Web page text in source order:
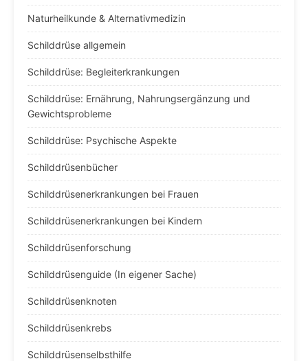
Naturheilkunde & Alternativmedizin
Schilddrüse allgemein
Schilddrüse: Begleiterkrankungen
Schilddrüse: Ernährung, Nahrungsergänzung und
Gewichtsprobleme
Schilddrüse: Psychische Aspekte
Schilddrüsenbücher
Schilddrüsenerkrankungen bei Frauen
Schilddrüsenerkrankungen bei Kindern
Schilddrüsenforschung
Schilddrüsenguide (In eigener Sache)
Schilddrüsenknoten
Schilddrüsenkrebs
Schilddrüsenselbsthilfe